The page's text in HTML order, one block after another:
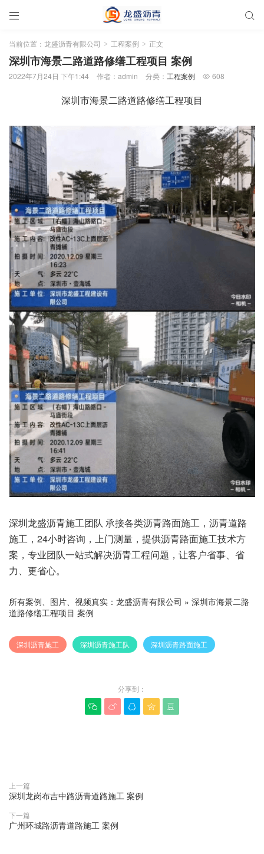
 
当前位置： 龙盛沥青有限公司 > 工程案例 > 正文
深圳市海景二路道路修缮工程项目 案例
2022年7月24日 下午1:44 作者：admin 分类： 工程案例  608
深圳市海景二路道路修缮工程项目
深圳龙盛沥青施工团队 承接各类沥青路面施工，沥青道路
施工，24小时咨询，上门测量，提供沥青路面施工技术方
案，专业团队一站式解决沥青工程问题，让客户省事、省
力、更省心。
所有案例、图片、视频真实： 龙盛沥青有限公司 » 深圳市海景二路
道路修缮工程项目 案例
深圳沥青施工 深圳沥青施工队 深圳沥青路面施工
分享到：
    
上一篇
深圳龙岗布吉中路沥青道路施工 案例
下一篇
广州环城路沥青道路施工 案例